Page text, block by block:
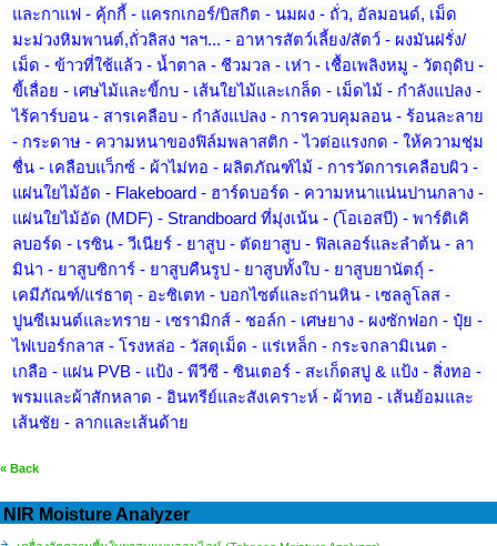
และกาแฟ - คุ้กกี้ - แครกเกอร์/บิสกิต - นมผง - ถั่ว, อัลมอนด์, เม็ด
มะม่วงหิมพานต์,ถั่วลิสง ฯลฯ... - อาหารสัตว์เลี้ยง/สัตว์ - ผงมันฝรั่ง/
เม็ด - ข้าวที่ใช้แล้ว - น้ำตาล - ชีวมวล - เห่า - เชื้อเพลิงหมู - วัตถุดิบ -
ขี้เลื่อย - เศษไม้และขี้กบ - เส้นใยไม้และเกล็ด - เม็ดไม้ - กำลังแปลง -
ไร้คาร์บอน - สารเคลือบ - กำลังแปลง - การควบคุมลอน - ร้อนละลาย
- กระดาษ - ความหนาของฟิล์มพลาสติก - ไวต่อแรงกด - ให้ความชุ่ม
ชื่น - เคลือบแว็กซ์ - ผ้าไม่ทอ - ผลิตภัณฑ์ไม้ - การวัดการเคลือบผิว -
แผ่นใยไม้อัด - Flakeboard - ฮาร์ดบอร์ด - ความหนาแน่นปานกลาง -
แผ่นใยไม้อัด (MDF) - Strandboard ที่มุ่งเน้น - (โอเอสบี) - พาร์ติเคิ
ลบอร์ด - เรซิน - วีเนียร์ - ยาสูบ - ตัดยาสูบ - ฟิลเลอร์และลำต้น - ลา
มิน่า - ยาสูบซิการ์ - ยาสูบคืนรูป - ยาสูบทั้งใบ - ยาสูบยานัตถุ์ -
เคมีภัณฑ์/แร่ธาตุ - อะซิเตท - บอกไซต์และถ่านหิน - เซลลูโลส -
ปูนซีเมนต์และทราย - เซรามิกส์ - ชอล์ก - เศษยาง - ผงซักฟอก - ปุ๋ย -
ไฟเบอร์กลาส - โรงหล่อ - วัสดุเม็ด - แร่เหล็ก - กระจกลามิเนต -
เกลือ - แผ่น PVB - แป้ง - พีวีซี - ซินเตอร์ - สะเก็ดสบู่ & แป้ง - สิ่งทอ -
พรมและผ้าสักหลาด - อินทรีย์และสังเคราะห์ - ผ้าทอ - เส้นย้อมและ
เส้นชัย - ลากและเส้นด้าย
« Back
NIR Moisture Analyzer